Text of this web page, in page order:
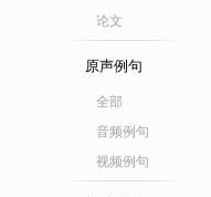
论文
原声例句
全部
音频例句
视频例句